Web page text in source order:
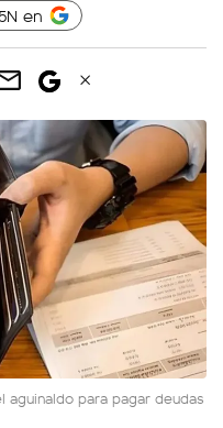
en
aguinaldo para pagar deudas